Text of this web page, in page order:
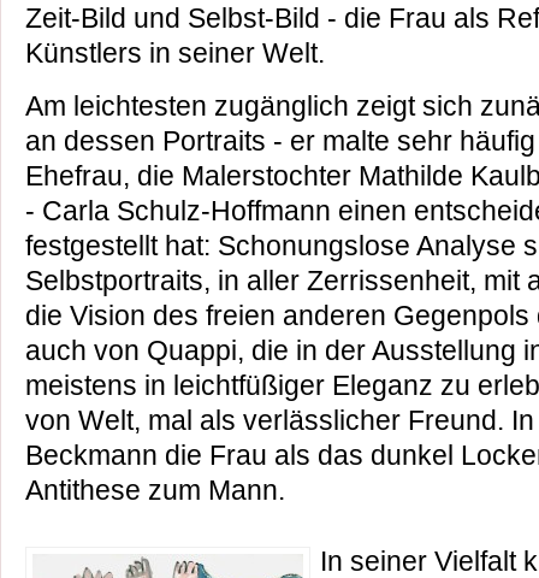
Zeit-Bild und Selbst-Bild - die Frau als
Künstlers in seiner Welt.
Am leichtesten zugänglich zeigt sich
an dessen Portraits - er malte sehr
Ehefrau, die Malerstochter Mathilde
- Carla Schulz-Hoffmann einen
festgestellt hat: Schonungslose Analyse
Selbstportraits, in aller Zerrissenheit, mit
die Vision des freien anderen
auch von Quappi, die in der Ausstellung
meistens in leichtfüßiger Eleganz zu
von Welt, mal als verlässlicher Freund.
Beckmann die Frau als das dunkel
Antithese zum Mann.
In seiner Vielfalt